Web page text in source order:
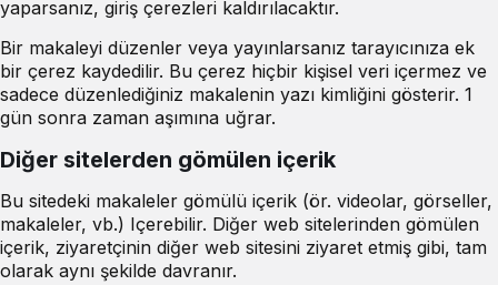
yaparsanız, giriş çerezleri kaldırılacaktır.
Bir makaleyi düzenler veya yayınlarsanız tarayıcınıza ek
bir çerez kaydedilir. Bu çerez hiçbir kişisel veri içermez ve
sadece düzenlediğiniz makalenin yazı kimliğini gösterir. 1
gün sonra zaman aşımına uğrar.
Diğer sitelerden gömülen içerik
Bu sitedeki makaleler gömülü içerik (ör. videolar, görseller,
makaleler, vb.) Içerebilir. Diğer web sitelerinden gömülen
içerik, ziyaretçinin diğer web sitesini ziyaret etmiş gibi, tam
olarak aynı şekilde davranır.